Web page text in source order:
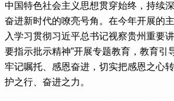
中国特色社会主义思想贯穿始终，持续
奋进新时代的嘹亮号角。在今年开展的
入学习贯彻习近平总书记视察贵州重要
要指示批示精神”开展专题教育，教育引
牢记嘱托、感恩奋进，切实把感恩之心
护之行、奋进之力。